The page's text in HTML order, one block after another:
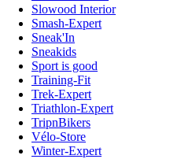
Slowood Interior
Smash-Expert
Sneak'In
Sneakids
Sport is good
Training-Fit
Trek-Expert
Triathlon-Expert
TripnBikers
Vélo-Store
Winter-Expert